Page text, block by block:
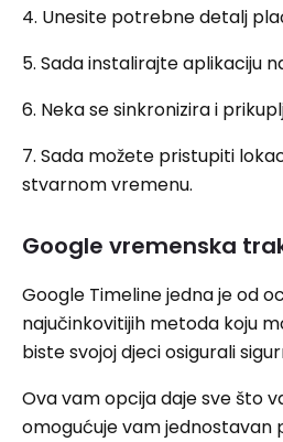
4. Unesite potrebne detalj
5. Sada instalirajte aplikaciju
6. Neka se sinkronizira i
7. Sada možete pristupiti
stvarnom vremenu.
Google vremenska
Google Timeline jedna je od
najučinkovitijih metoda koju
biste svojoj djeci osigurali
Ova vam opcija daje sve što
omogućuje vam jednostavan